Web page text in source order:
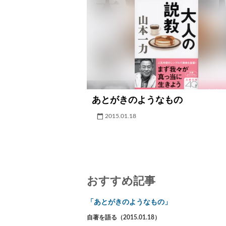
あとがきのようなもの
2015.01.18
おすすめ記事
「あとがきのようなもの」
自著を語る（2015.01.18）